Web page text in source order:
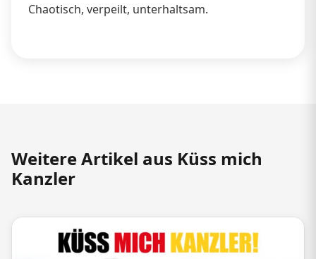
Chaotisch, verpeilt, unterhaltsam.
Weitere Artikel aus Küss mich
Kanzler